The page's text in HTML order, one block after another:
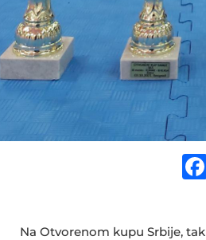
Na Otvorenom kupu Srbije,